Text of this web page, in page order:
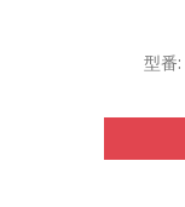
型番: